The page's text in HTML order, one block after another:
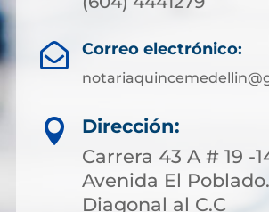
 Correo electrónico:

Dirección:
Carrera 43 A # 19 -
Avenida El Poblado.
Diagonal al C.C